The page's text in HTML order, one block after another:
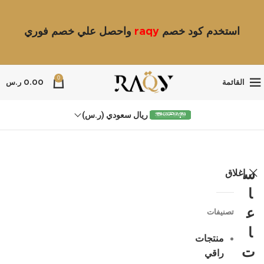
استخدم كود خصم raqy واحصل علي خصم فوري
القائمة
0
0.00 ر.س
ريال سعودي (ر.س)
س
ا
ع
ا
ت
إغلاق
تصنيفات
منتجات
راقي